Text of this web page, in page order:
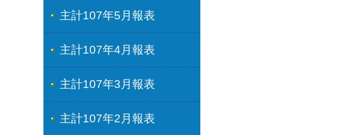
主計107年5月報表
主計107年4月報表
主計107年3月報表
主計107年2月報表